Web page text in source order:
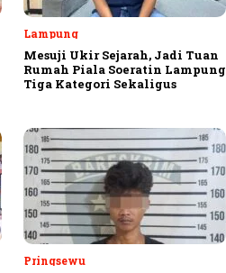
Lampung
Mesuji Ukir Sejarah, Jadi Tuan
Rumah Piala Soeratin Lampung
Tiga Kategori Sekaligus
Pringsewu